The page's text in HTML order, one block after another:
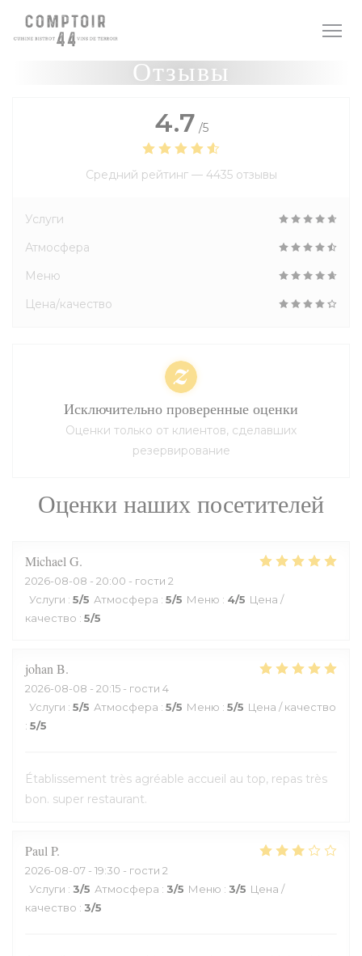
Панель управления cookies
Отзывы
Оценки наших посетителей
Michael G
2026-08-08 - 20:00 - гости 2
Услуги : 5/5 Атмосфера : 5/5 Меню : 4/5 Цена /
качество : 5/5
johan B
2026-08-08 - 20:15 - гости 4
Услуги : 5/5 Атмосфера : 5/5 Меню : 5/5 Цена / качество
: 5/5
Établissement très agréable accueil au top, repas très
bon. super restaurant.
Paul P
2026-08-07 - 19:30 - гости 2
Услуги : 3/5 Атмосфера : 3/5 Меню : 3/5 Цена /
качество : 3/5
4.7 /5
Средний рейтинг — 4435 отзывы
Услуги
Атмосфера
Меню
Цена/качество
Исключительно проверенные оценки
Оценки только от клиентов, сделавших
резервирование